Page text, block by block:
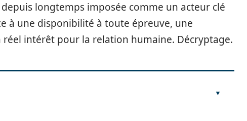
depuis longtemps imposée comme un acteur clé
à une disponibilité à toute épreuve, une
intérêt pour la relation humaine. Décryptage.